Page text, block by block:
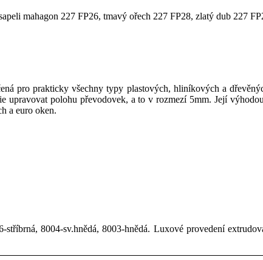
mahagon 227 FP26, tmavý ořech 227 FP28, zlatý dub 227
pro prakticky všechny typy plastových, hliníkových a
polohu převodovek, a to v rozmezí 5mm. Její
a euro oken.
8004-sv.hnědá, 8003-hnědá. Luxové provedení